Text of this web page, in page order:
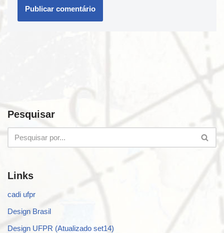
Pesquisar
Links
cadi ufpr
Design Brasil
Design UFPR (Atualizado set14)